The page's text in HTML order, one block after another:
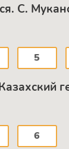
C.
5
6